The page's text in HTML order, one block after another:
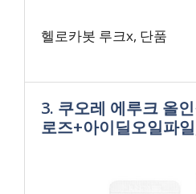
헬로카봇 루크x, 단품
3. 쿠오레 에루크 올
로즈+아이딜오일파